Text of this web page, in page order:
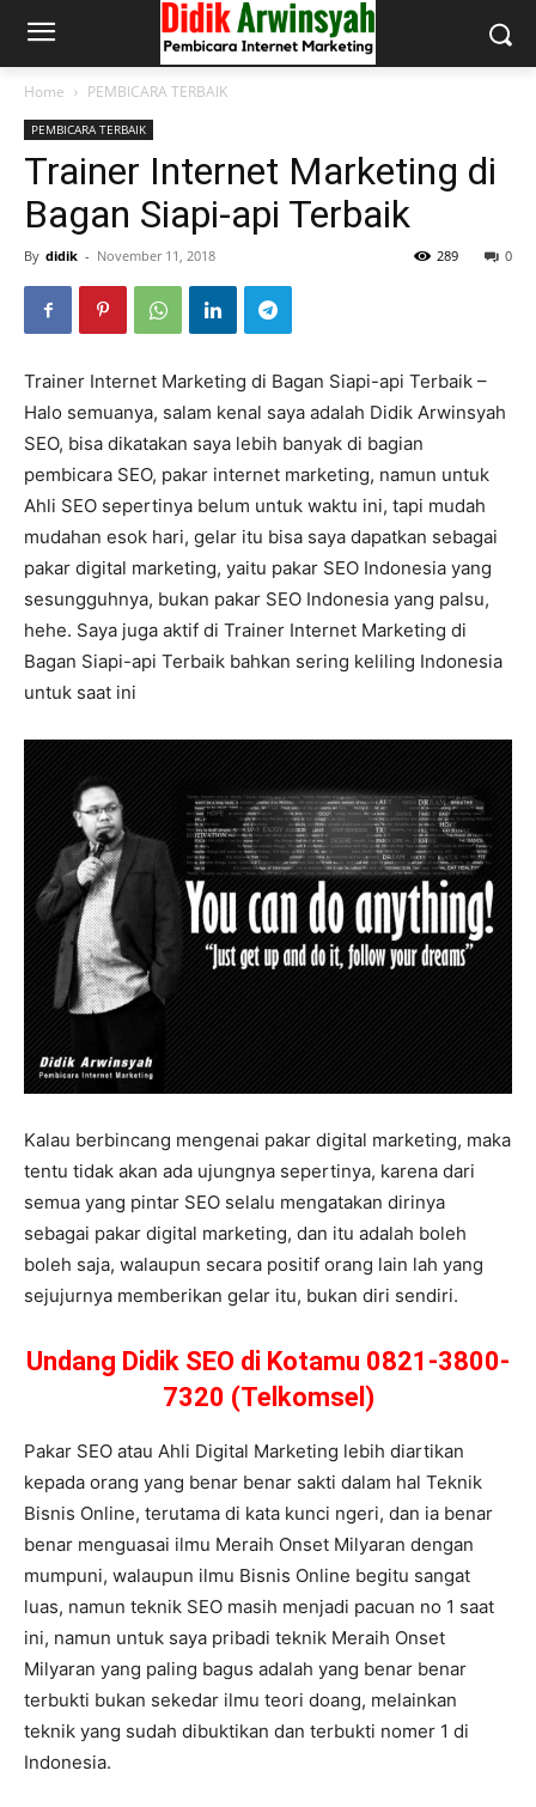
Home PEMBICARA TERBAIK
PEMBICARA TERBAIK
Trainer Internet Marketing di
Bagan Siapi-api Terbaik
By didik - November 11, 2018 0
289
Trainer Internet Marketing di Bagan Siapi-api Terbaik –
Halo semuanya, salam kenal saya adalah Didik Arwinsyah
SEO, bisa dikatakan saya lebih banyak di bagian
pembicara SEO, pakar internet marketing, namun untuk
Ahli SEO sepertinya belum untuk waktu ini, tapi mudah
mudahan esok hari, gelar itu bisa saya dapatkan sebagai
pakar digital marketing, yaitu pakar SEO Indonesia yang
sesungguhnya, bukan pakar SEO Indonesia yang palsu,
hehe. Saya juga aktif di Trainer Internet Marketing di
Bagan Siapi-api Terbaik bahkan sering keliling Indonesia
untuk saat ini
Kalau berbincang mengenai pakar digital marketing, maka
tentu tidak akan ada ujungnya sepertinya, karena dari
semua yang pintar SEO selalu mengatakan dirinya
sebagai pakar digital marketing, dan itu adalah boleh
boleh saja, walaupun secara positif orang lain lah yang
sejujurnya memberikan gelar itu, bukan diri sendiri.
Undang Didik SEO di Kotamu 0821-3800-
7320 (Telkomsel)
Pakar SEO atau Ahli Digital Marketing lebih diartikan
kepada orang yang benar benar sakti dalam hal Teknik
Bisnis Online, terutama di kata kunci ngeri, dan ia benar
benar menguasai ilmu Meraih Onset Milyaran dengan
mumpuni, walaupun ilmu Bisnis Online begitu sangat
luas, namun teknik SEO masih menjadi pacuan no 1 saat
ini, namun untuk saya pribadi teknik Meraih Onset
Milyaran yang paling bagus adalah yang benar benar
terbukti bukan sekedar ilmu teori doang, melainkan
teknik yang sudah dibuktikan dan terbukti nomer 1 di
Indonesia.